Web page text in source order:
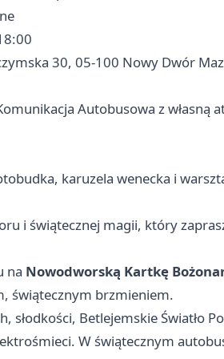
30, 05-100 Nowy Dwór
Autobusowa z własną
karuzela wenecka i
i świątecznej magii, który
na Nowodworską Kartkę
świątecznym brzmieniem.
słodkości, Betlejemskie Światło
W świątecznym